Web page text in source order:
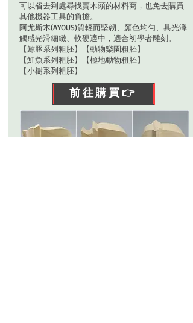
可以省去到處尋找賣木頭的材料商，也免去購買
其他機器工具的負擔。
阿尤斯木(AYOUS)質輕而堅韌、顏色均勻、具光澤
觸感光滑細緻、軟硬適中，適合初學者雕刻。
【鯨豚系列粗胚】【動物樂園粗胚】
【魟魚系列粗胚】
【極地動物粗胚】
【小樹系列粗胚】
前往購買👉